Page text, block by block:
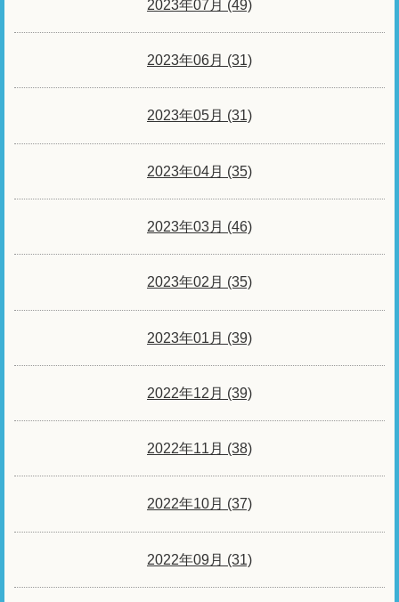
2023年07月 (49)
2023年06月 (31)
2023年05月 (31)
2023年04月 (35)
2023年03月 (46)
2023年02月 (35)
2023年01月 (39)
2022年12月 (39)
2022年11月 (38)
2022年10月 (37)
2022年09月 (31)